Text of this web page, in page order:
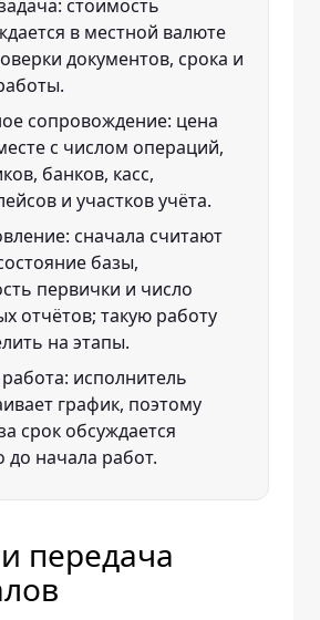
стоимость
в местной валюте
документов, срока и
сопровождение: цена
с числом операций,
банков, касс,
и участков учёта.
сначала считают
базы,
первички и число
отчётов; такую работу
на этапы.
исполнитель
график, поэтому
срок обсуждается
до начала работ.
передача